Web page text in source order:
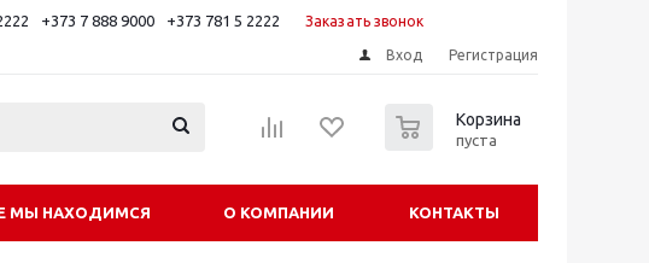
+373 7 888 9000 +373 781 5 2222 Заказать звонок
Вход Регистрация
Корзина
пуста
МЫ НАХОДИМСЯ О КОМПАНИИ КОНТАКТЫ